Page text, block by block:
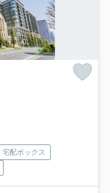
宅配ボックス